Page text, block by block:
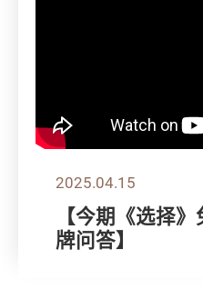
2025.04.15
【今期《选择
牌问答】